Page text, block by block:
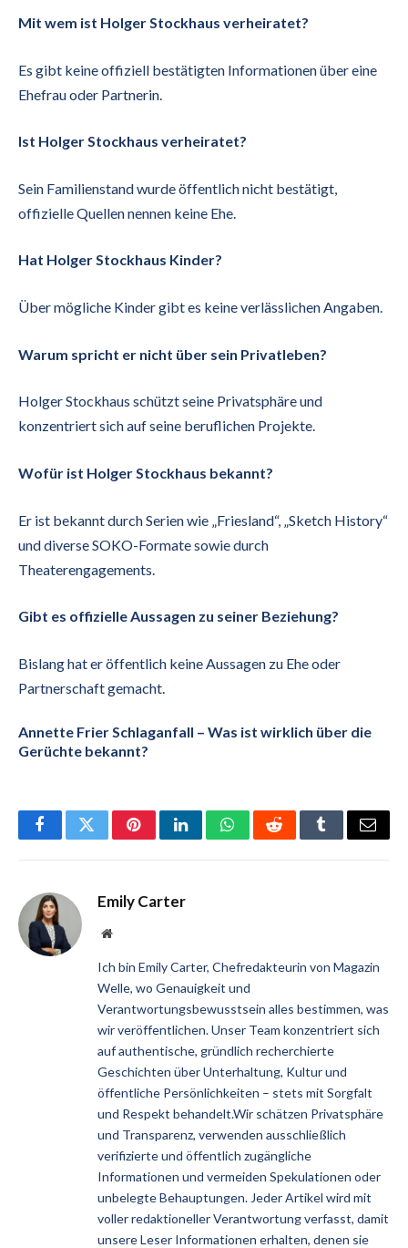
Mit wem ist Holger Stockhaus verheiratet?
Es gibt keine offiziell bestätigten Informationen über eine
Ehefrau oder Partnerin.
Ist Holger Stockhaus verheiratet?
Sein Familienstand wurde öffentlich nicht bestätigt,
offizielle Quellen nennen keine Ehe.
Hat Holger Stockhaus Kinder?
Über mögliche Kinder gibt es keine verlässlichen Angaben.
Warum spricht er nicht über sein Privatleben?
Holger Stockhaus schützt seine Privatsphäre und
konzentriert sich auf seine beruflichen Projekte.
Wofür ist Holger Stockhaus bekannt?
Er ist bekannt durch Serien wie „Friesland“, „Sketch History“
und diverse SOKO-Formate sowie durch
Theaterengagements.
Gibt es offizielle Aussagen zu seiner Beziehung?
Bislang hat er öffentlich keine Aussagen zu Ehe oder
Partnerschaft gemacht.
Annette Frier Schlaganfall – Was ist wirklich über die
Gerüchte bekannt?
FacebookTwitterPinterestLinkedInWhatsAppRedditTumblrEmail
Emily Carter
Website
Ich bin Emily Carter, Chefredakteurin von Magazin
Welle, wo Genauigkeit und
Verantwortungsbewusstsein alles bestimmen, was
wir veröffentlichen. Unser Team konzentriert sich
auf authentische, gründlich recherchierte
Geschichten über Unterhaltung, Kultur und
öffentliche Persönlichkeiten – stets mit Sorgfalt
und Respekt behandelt.Wir schätzen Privatsphäre
und Transparenz, verwenden ausschließlich
verifizierte und öffentlich zugängliche
Informationen und vermeiden Spekulationen oder
unbelegte Behauptungen. Jeder Artikel wird mit
voller redaktioneller Verantwortung verfasst, damit
unsere Leser Informationen erhalten, denen sie